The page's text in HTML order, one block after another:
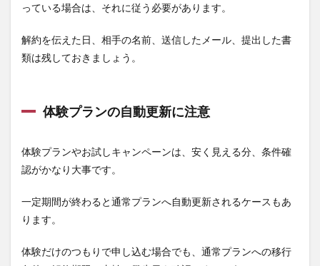
っている場合は、それに従う必要があります。
解約を伝えた日、相手の名前、送信したメール、提出した書
類は残しておきましょう。
体験プランの自動更新に注意
体験プランやお試しキャンペーンは、安く見える分、条件確
認がかなり大事です。
一定期間が終わると通常プランへ自動更新されるケースもあ
ります。
体験だけのつもりで申し込む場合でも、通常プランへの移行